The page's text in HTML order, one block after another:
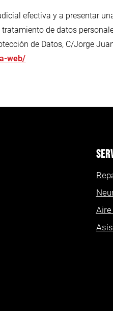
efectiva y a presentar
de datos
de Datos, C/Jorge
web/